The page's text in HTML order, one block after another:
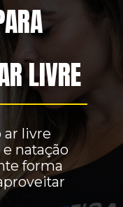
ar livre
natação
forma
LIVRE